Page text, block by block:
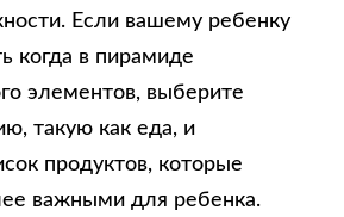
Если вашему ребенку
когда в пирамиде
элементов, выберите
такую как еда, и
продуктов, которые
важными для ребенка.